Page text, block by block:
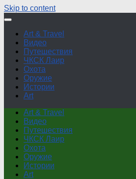
Skip to content
Art & Travel
Видео
Путешествия
ЧКСК Лаир
Охота
Оружие
Истории
Art
Art & Travel
Видео
Путешествия
ЧКСК Лаир
Охота
Оружие
Истории
Art